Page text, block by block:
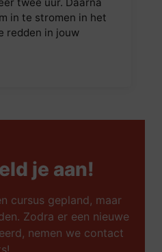
in te stromen in het
redden in jouw
je aan!
cursus gepland, maar
Zodra er een nieuwe
nemen we contact